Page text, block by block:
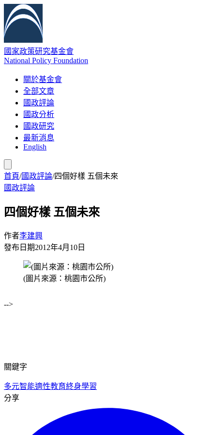
國家政策研究基金會
National Policy Foundation
關於基金會
全部文章
國政評論
國政分析
國政研究
最新消息
English
首頁/國政評論/四個好樣 五個未來
國政評論
四個好樣 五個未來
作者李建興
發布日期2012年4月10日
(圖片來源：桃園市公所)
-->
關鍵字
多元智能適性教育終身學習
分享